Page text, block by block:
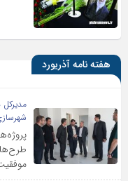
هفته نامه آذریورد